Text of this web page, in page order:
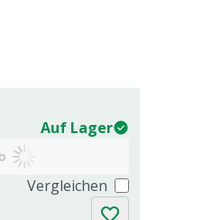
Auf Lager
Vergleichen